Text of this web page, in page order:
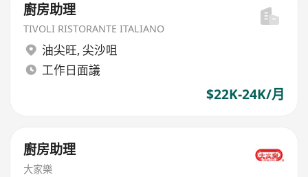
廚房助理
TIVOLI RISTORANTE ITALIANO
油尖旺, 尖沙咀
工作日面議
$22K-24K/月
廚房助理
大家樂